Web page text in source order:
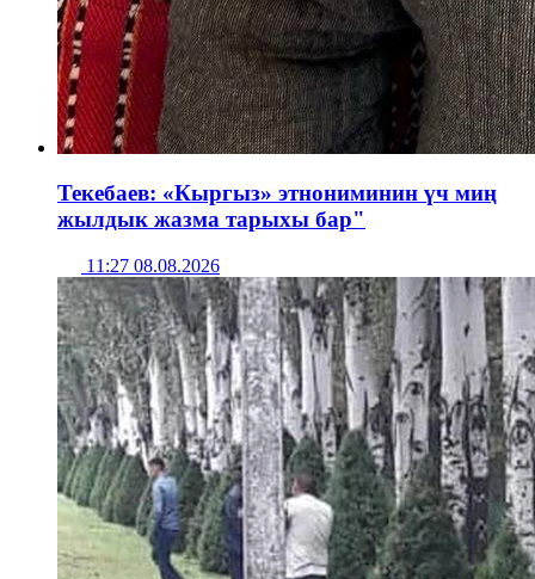
Текебаев: «Кыргыз» этнониминин үч миң
жылдык жазма тарыхы бар"
11:27 08.08.2026